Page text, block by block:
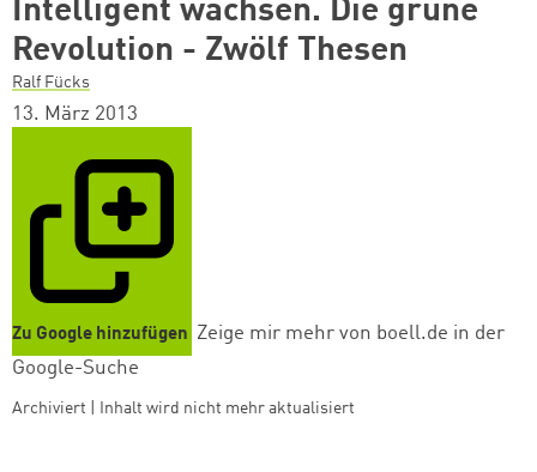
Intelligent wachsen. Die grüne
Revolution - Zwölf Thesen
Ralf Fücks
13. März 2013
Zu Google hinzufügen Zeige mir mehr von boell.de in der
Google-Suche
Archiviert | Inhalt wird nicht mehr aktualisiert